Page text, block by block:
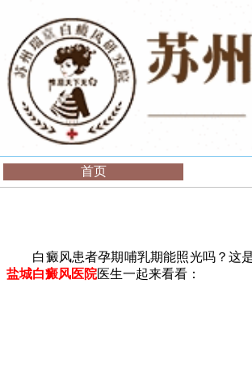
首页
白癜风患者孕期哺乳期能照光吗？这是
盐城白癜风医院医生一起来看看：